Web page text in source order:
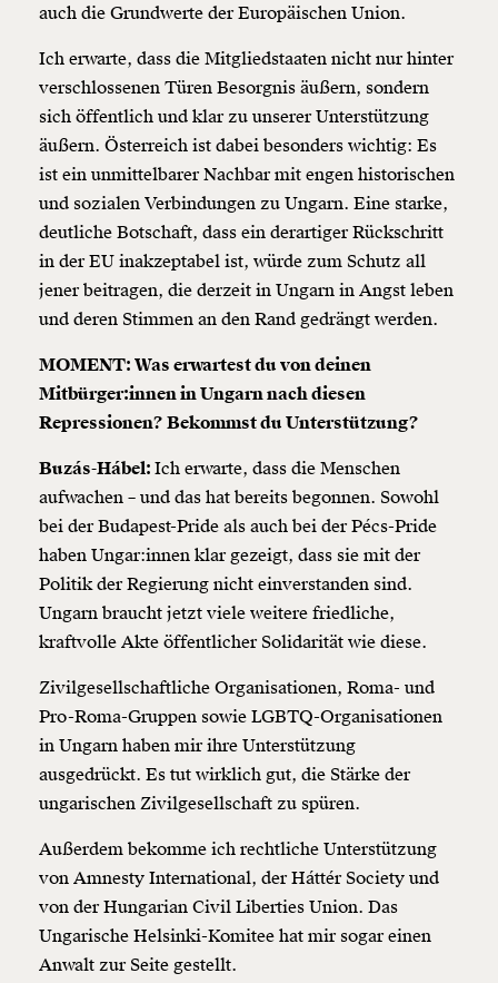
auch die Grundwerte der Europäischen Union.
Ich erwarte, dass die Mitgliedstaaten nicht nur hinter
verschlossenen Türen Besorgnis äußern, sondern
sich öffentlich und klar zu unserer Unterstützung
äußern. Österreich ist dabei besonders wichtig: Es
ist ein unmittelbarer Nachbar mit engen historischen
und sozialen Verbindungen zu Ungarn. Eine starke,
deutliche Botschaft, dass ein derartiger Rückschritt
in der EU inakzeptabel ist, würde zum Schutz all
jener beitragen, die derzeit in Ungarn in Angst leben
und deren Stimmen an den Rand gedrängt werden.
MOMENT: Was erwartest du von deinen
Mitbürger:innen in Ungarn nach diesen
Repressionen? Bekommst du Unterstützung?
Buzás-Hábel: Ich erwarte, dass die Menschen
aufwachen – und das hat bereits begonnen. Sowohl
bei der Budapest-Pride als auch bei der Pécs-Pride
haben Ungar:innen klar gezeigt, dass sie mit der
Politik der Regierung nicht einverstanden sind.
Ungarn braucht jetzt viele weitere friedliche,
kraftvolle Akte öffentlicher Solidarität wie diese.
Zivilgesellschaftliche Organisationen, Roma- und
Pro-Roma-Gruppen sowie LGBTQ-Organisationen
in Ungarn haben mir ihre Unterstützung
ausgedrückt. Es tut wirklich gut, die Stärke der
ungarischen Zivilgesellschaft zu spüren.
Außerdem bekomme ich rechtliche Unterstützung
von Amnesty International, der Háttér Society und
von der Hungarian Civil Liberties Union. Das
Ungarische Helsinki-Komitee hat mir sogar einen
Anwalt zur Seite gestellt.